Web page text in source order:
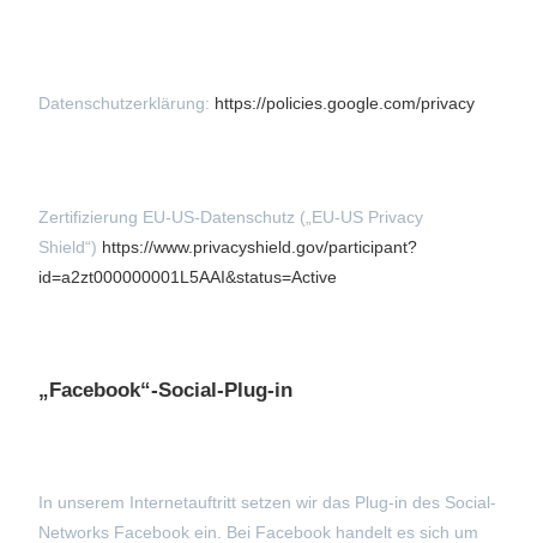
Datenschutzerklärung: https://policies.google.com/privacy
Zertifizierung EU-US-Datenschutz („EU-US Privacy
Shield“) https://www.privacyshield.gov/participant?
id=a2zt000000001L5AAI&status=Active
„Facebook“-Social-Plug-in
In unserem Internetauftritt setzen wir das Plug-in des Social-
Networks Facebook ein. Bei Facebook handelt es sich um